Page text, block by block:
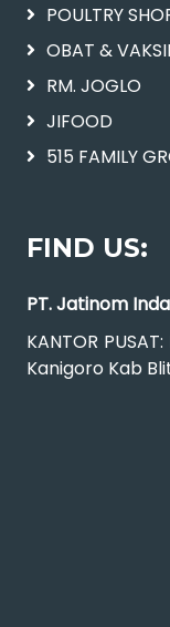
POULTRY
OBAT &
RM. JOGLO
JIFOOD
515 FAMILY
FIND US:
PT. Jatinom
KANTOR
Kanigoro Kab